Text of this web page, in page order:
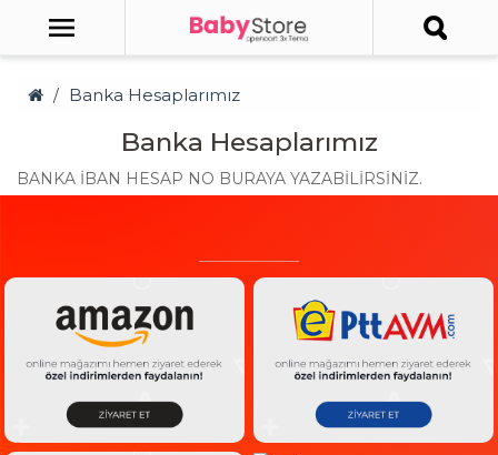
Banka Hesaplarımız
Banka Hesaplarımız
BANKA İBAN HESAP NO BURAYA YAZABİLİRSİNİZ.